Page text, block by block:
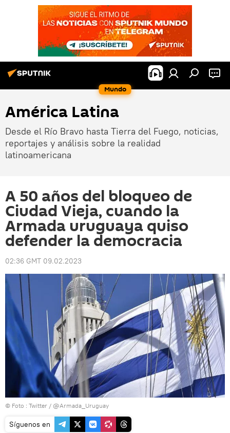
Mundo
América Latina
Desde el Río Bravo hasta Tierra del Fuego, noticias,
reportajes y análisis sobre la realidad
latinoamericana
A 50 años del bloqueo de
Ciudad Vieja, cuando la
Armada uruguaya quiso
defender la democracia
02:36 GMT 09.02.2023
© Foto : Twitter / @Armada_Uruguay
Síguenos en